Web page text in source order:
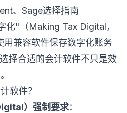
、Sage选择指南
化"（Making Tax Digital，
兼容软件保存数字化账务
择合适的会计软件不只是效
软件？
）强制要求：